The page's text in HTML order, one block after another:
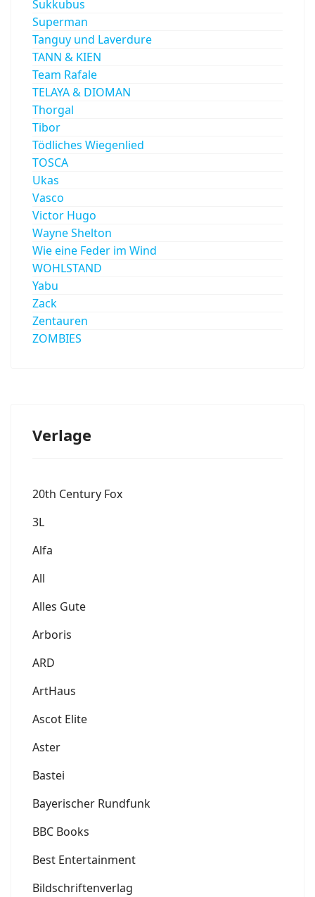
Sukkubus
Superman
Tanguy und Laverdure
TANN & KIEN
Team Rafale
TELAYA & DIOMAN
Thorgal
Tibor
Tödliches Wiegenlied
TOSCA
Ukas
Vasco
Victor Hugo
Wayne Shelton
Wie eine Feder im Wind
WOHLSTAND
Yabu
Zack
Zentauren
ZOMBIES
Verlage
20th Century Fox
3L
Alfa
All
Alles Gute
Arboris
ARD
ArtHaus
Ascot Elite
Aster
Bastei
Bayerischer Rundfunk
BBC Books
Best Entertainment
Bildschriftenverlag